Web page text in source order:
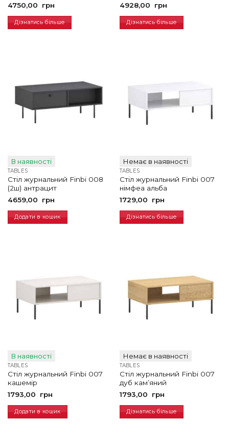
4750,00
грн
Дізнатись більше
4928,00
грн
Дізнатись більше
В наявності
TABLES
Стіл журнальний Finbi 008
(2ш) антрацит
4659,00
грн
Додати в кошик
Немає в наявності
TABLES
Стіл журнальний Finbi 007
німфеа альба
1729,00
грн
Дізнатись більше
В наявності
TABLES
Стіл журнальний Finbi 007
кашемір
1793,00
грн
Додати в кошик
Немає в наявності
TABLES
Стіл журнальний Finbi 007
дуб кам’яний
1793,00
грн
Дізнатись більше